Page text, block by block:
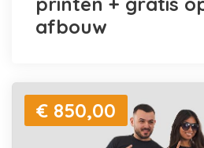
afbouw
€ 850,00